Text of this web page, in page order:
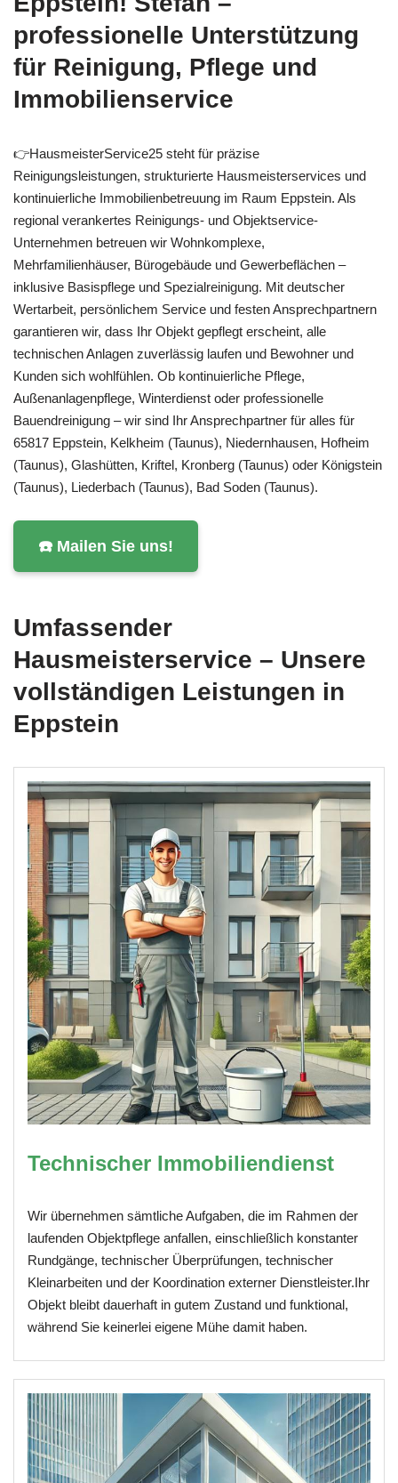
professionelle Unterstützung
für Reinigung, Pflege und
Immobilienservice
👉HausmeisterService25 steht für präzise
Reinigungsleistungen, strukturierte Hausmeisterservices und
kontinuierliche Immobilienbetreuung im Raum Eppstein. Als
regional verankertes Reinigungs- und Objektservice-
Unternehmen betreuen wir Wohnkomplexe,
Mehrfamilienhäuser, Bürogebäude und Gewerbeflächen –
inklusive Basispflege und Spezialreinigung. Mit deutscher
Wertarbeit, persönlichem Service und festen Ansprechpartnern
garantieren wir, dass Ihr Objekt gepflegt erscheint, alle
technischen Anlagen zuverlässig laufen und Bewohner und
Kunden sich wohlfühlen. Ob kontinuierliche Pflege,
Außenanlagenpflege, Winterdienst oder professionelle
Bauendreinigung – wir sind Ihr Ansprechpartner für alles für
65817 Eppstein, Kelkheim (Taunus), Niedernhausen, Hofheim
(Taunus), Glashütten, Kriftel, Kronberg (Taunus) oder Königstein
(Taunus), Liederbach (Taunus), Bad Soden (Taunus).
☎️ Mailen Sie uns!
Umfassender
Hausmeisterservice – Unsere
vollständigen Leistungen in
Eppstein
Technischer Immobiliendienst
Wir übernehmen sämtliche Aufgaben, die im Rahmen der
laufenden Objektpflege anfallen, einschließlich konstanter
Rundgänge, technischer Überprüfungen, technischer
Kleinarbeiten und der Koordination externer Dienstleister.Ihr
Objekt bleibt dauerhaft in gutem Zustand und funktional,
während Sie keinerlei eigene Mühe damit haben.